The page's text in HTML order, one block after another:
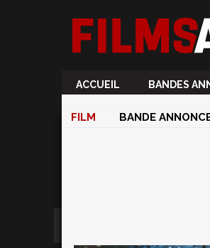
ACCUEIL BANDES
FILM BANDE